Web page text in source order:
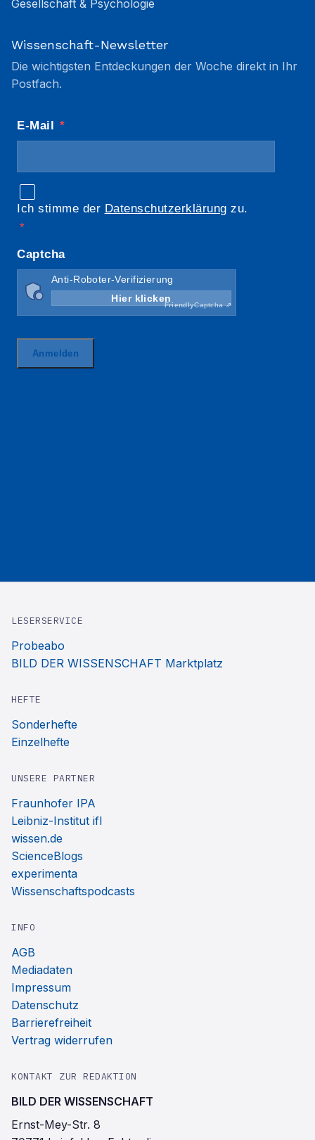
Gesellschaft & Psychologie
Wissenschaft-Newsletter
Die wichtigsten Entdeckungen der Woche direkt in Ihr
Postfach.
LESERSERVICE
Probeabo
BILD DER WISSENSCHAFT Marktplatz
HEFTE
Sonderhefte
Einzelhefte
UNSERE PARTNER
Fraunhofer IPA
Leibniz-Institut ifl
wissen.de
ScienceBlogs
experimenta
Wissenschaftspodcasts
INFO
AGB
Mediadaten
Impressum
Datenschutz
Barrierefreiheit
Vertrag widerrufen
KONTAKT ZUR REDAKTION
BILD DER WISSENSCHAFT
Ernst-Mey-Str. 8